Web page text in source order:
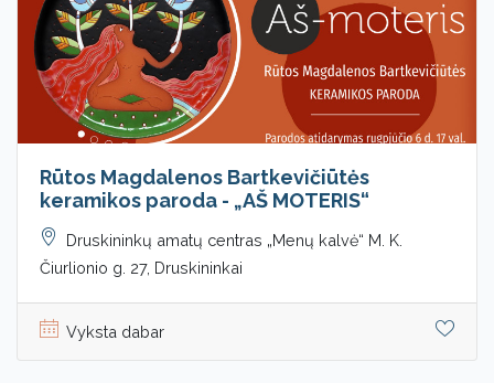
Rūtos Magdalenos Bartkevičiūtės
keramikos paroda - „AŠ MOTERIS“
Druskininkų amatų centras „Menų kalvė“ M. K.
Čiurlionio g. 27, Druskininkai
Vyksta dabar